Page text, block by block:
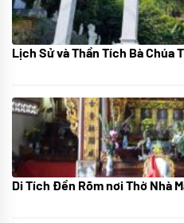
05/07/2024
Lịch Sử và Thần Tích Bà Chúa
05/07/2024
Di Tích Đền Rõm nơi Thờ Nhà